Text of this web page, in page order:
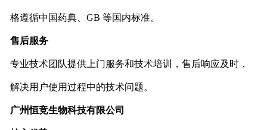
格遵循中国药典、GB 等国内标准。
售后服务
专业技术团队提供上门服务和技术培训，售后响应及时，
解决用户使用过程中的技术问题。
广州恒竞生物科技有限公司